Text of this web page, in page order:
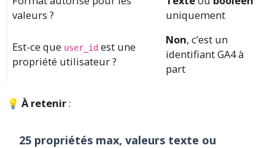
valeurs ?
uniquement
Est-ce que user_idest une
propriété utilisateur ?
Non, c’est un
identifiant GA4 à
part
💡 À retenir:
25 propriétés max, valeurs texte ou